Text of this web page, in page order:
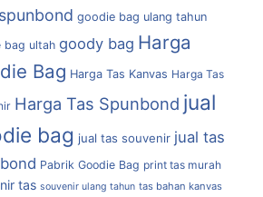
goodie bag ulang tahun
bag ultah goody bag Harga
Bag Harga Tas Kanvas Harga Tas
Harga Tas Spunbond jual
bag jual tas souvenir jual tas
Pabrik Goodie Bag print tas murah
tas souvenir ulang tahun tas bahan kanvas